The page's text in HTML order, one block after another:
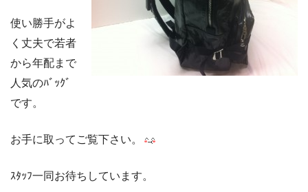
使い勝手がよ
く丈夫で若者
から年配まで
人気のﾊﾞｯｸﾞ
です。
お手に取ってご覧下さい。
ｽﾀｯﾌ一同お待ちしています。